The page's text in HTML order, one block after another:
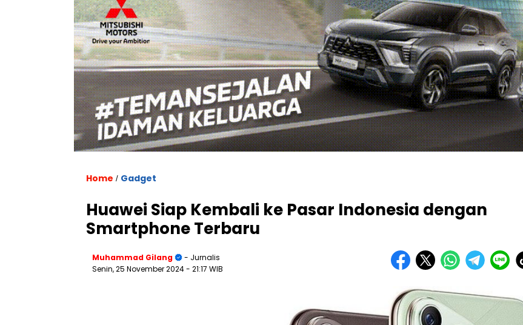
Home / Gadget
Huawei Siap Kembali ke Pasar Indonesia dengan
Smartphone Terbaru
Muhammad Gilang
- Jurnalis
Senin, 25 November 2024- 21:17 WIB